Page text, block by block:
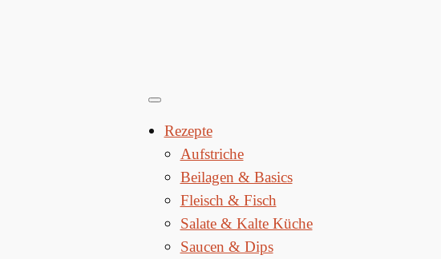
Rezepte
Aufstriche
Beilagen & Basics
Fleisch & Fisch
Salate & Kalte Küche
Saucen & Dips